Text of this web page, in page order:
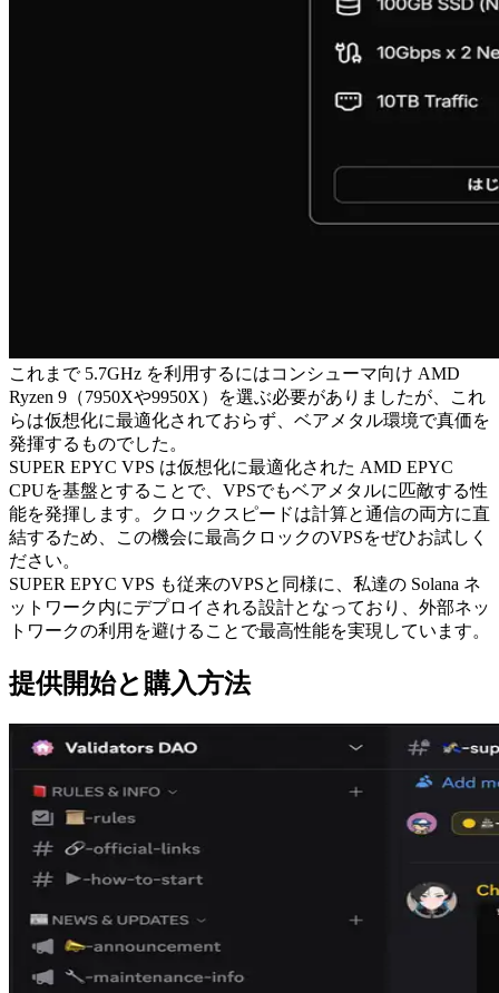
これまで 5.7GHz を利用するにはコンシューマ向け AMD
Ryzen 9（7950Xや9950X）を選ぶ必要がありましたが、これ
らは仮想化に最適化されておらず、ベアメタル環境で真価を
発揮するものでした。
SUPER EPYC VPS は仮想化に最適化された AMD EPYC
CPUを基盤とすることで、VPSでもベアメタルに匹敵する性
能を発揮します。クロックスピードは計算と通信の両方に直
結するため、この機会に最高クロックのVPSをぜひお試しく
ださい。
SUPER EPYC VPS も従来のVPSと同様に、私達の Solana ネ
ットワーク内にデプロイされる設計となっており、外部ネッ
トワークの利用を避けることで最高性能を実現しています。
提供開始と購入方法